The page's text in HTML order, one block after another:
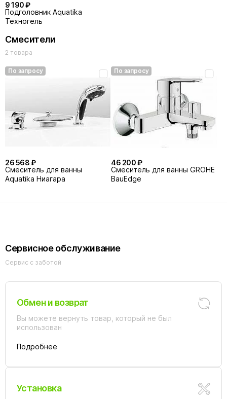
9 190 ₽
Подголовник Aquatika
Техногель
Смесители
2 товара
По запросу
26 568 ₽
Смеситель для ванны
Aquatika Ниагара
По запросу
46 200 ₽
Смеситель для ванны GROHE
BauEdge
Сервисное обслуживание
Сервис с заботой
Обмен и возврат
Вы можете вернуть товар, который не был
использован
Подробнее
Установка